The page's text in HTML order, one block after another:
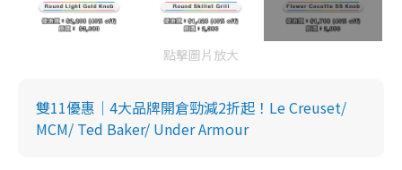
點擊圖片放大
雙11優惠｜4大品牌開倉勁減2折起！Le Creuset/
MCM/ Ted Baker/ Under Armour